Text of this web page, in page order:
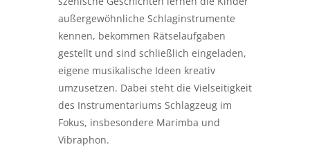
außergewöhnliche Schlaginstrumente
kennen, bekommen Rätselaufgaben
gestellt und sind schließlich eingeladen,
eigene musikalische Ideen kreativ
umzusetzen. Dabei steht die Vielseitigkeit
des Instrumentariums Schlagzeug im
Fokus, insbesondere Marimba und
Vibraphon.